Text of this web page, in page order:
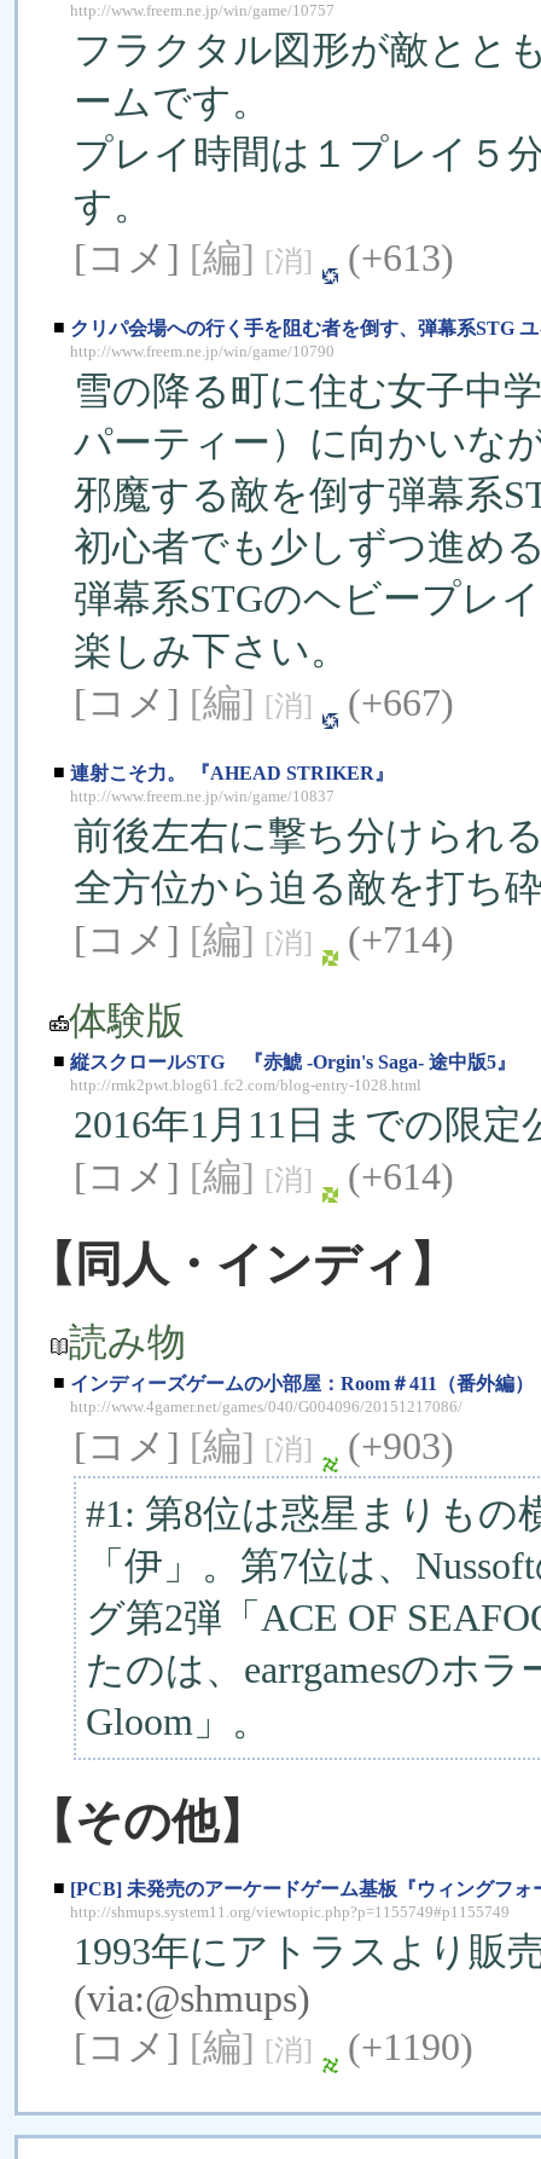
http://www.freem.ne.jp/win/game/10757
フラクタル図形が敵とと
ームです。
プレイ時間は１プレイ５
す。
[コメ] [編] [消] (+613)
■ クリパ会場への行く手を阻む者を倒す、弾幕系STG
http://www.freem.ne.jp/win/game/10790
雪の降る町に住む女子中
パーティー）に向かいな
邪魔する敵を倒す弾幕系
初心者でも少しずつ進め
弾幕系STGのヘビープレ
楽しみ下さい。
[コメ] [編] [消] (+667)
■ 連射こそ力。 『AHEAD STRIKER』
http://www.freem.ne.jp/win/game/10837
前後左右に撃ち分けられ
全方位から迫る敵を打ち
[コメ] [編] [消]
(+714)
体験版
■ 縦スクロールSTG 『赤鯱 -Orgin's Saga- 途中版5』
http://rmk2pwt.blog61.fc2.com/blog-entry-1028.html
2016年1月11日までの限
[コメ] [編] [消] (+614)
【同人・インディ】
読み物
■ インディーズゲームの小部屋：Room＃411（番外編
http://www.4gamer.net/games/040/G004096/20151217086/
[コメ] [編] [消]
(+903)
#1: 第8位は惑星まりも
「伊」。第7位は、
グ第2弾「ACE OF
たのは、earrgamesのホ
Gloom」。
【その他】
■ [PCB] 未発売のアーケードゲーム基板『ウィングフォ
http://shmups.system11.org/viewtopic.php?p=1155749#p1155749
1993年にアトラスより販
(via:@shmups)
[コメ] [編] [消] (+1190)